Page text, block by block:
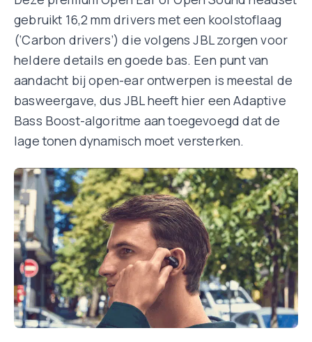
gebruikt 16,2 mm drivers met een koolstoflaag
(‘Carbon drivers’) die volgens JBL zorgen voor
heldere details en goede bas. Een punt van
aandacht bij open-ear ontwerpen is meestal de
basweergave, dus JBL heeft hier een Adaptive
Bass Boost-algoritme aan toegevoegd dat de
lage tonen dynamisch moet versterken.